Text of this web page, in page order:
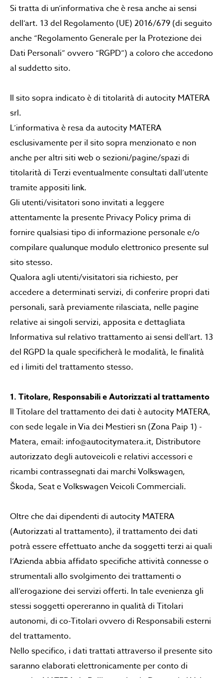
Si tratta di un’informativa che è resa anche ai sensi
dell’art. 13 del Regolamento (UE) 2016/679 (di seguito
anche “Regolamento Generale per la Protezione dei
Dati Personali” ovvero “RGPD”) a coloro che accedono
al suddetto sito.
Il sito sopra indicato è di titolarità di autocity MATERA
srl.
L’informativa è resa da autocity MATERA
esclusivamente per il sito sopra menzionato e non
anche per altri siti web o sezioni/pagine/spazi di
titolarità di Terzi eventualmente consultati dall’utente
tramite appositi link.
Gli utenti/visitatori sono invitati a leggere
attentamente la presente Privacy Policy prima di
fornire qualsiasi tipo di informazione personale e/o
compilare qualunque modulo elettronico presente sul
sito stesso.
Qualora agli utenti/visitatori sia richiesto, per
accedere a determinati servizi, di conferire propri dati
personali, sarà previamente rilasciata, nelle pagine
relative ai singoli servizi, apposita e dettagliata
Informativa sul relativo trattamento ai sensi dell’art. 13
del RGPD la quale specificherà le modalità, le finalità
ed i limiti del trattamento stesso.
1. Titolare, Responsabili e Autorizzati al trattamento
Il Titolare del trattamento dei dati è autocity MATERA,
con sede legale in Via dei Mestieri sn (Zona Paip 1) -
Matera, email: info@autocitymatera.it, Distributore
autorizzato degli autoveicoli e relativi accessori e
ricambi contrassegnati dai marchi Volkswagen,
Škoda, Seat e Volkswagen Veicoli Commerciali.
Oltre che dai dipendenti di autocity MATERA
(Autorizzati al trattamento), il trattamento dei dati
potrà essere effettuato anche da soggetti terzi ai quali
l’Azienda abbia affidato specifiche attività connesse o
strumentali allo svolgimento dei trattamenti o
all’erogazione dei servizi offerti. In tale evenienza gli
stessi soggetti opereranno in qualità di Titolari
autonomi, di co-Titolari ovvero di Responsabili esterni
del trattamento.
Nello specifico, i dati trattati attraverso il presente sito
saranno elaborati elettronicamente per conto di